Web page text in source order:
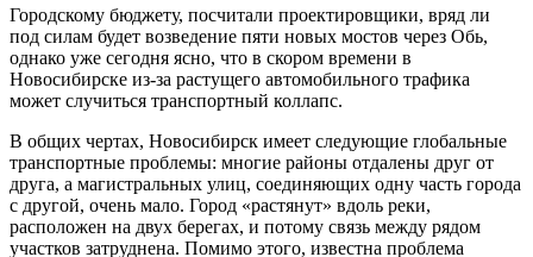
Городскому бюджету, посчитали проектировщики, вряд ли
под силам будет возведение пяти новых мостов через Обь,
однако уже сегодня ясно, что в скором времени в
Новосибирске из-за растущего автомобильного трафика
может случиться транспортный коллапс.
В общих чертах, Новосибирск имеет следующие глобальные
транспортные проблемы: многие районы отдалены друг от
друга, а магистральных улиц, соединяющих одну часть города
с другой, очень мало. Город «растянут» вдоль реки,
расположен на двух берегах, и потому связь между рядом
участков затруднена. Помимо этого, известна проблема